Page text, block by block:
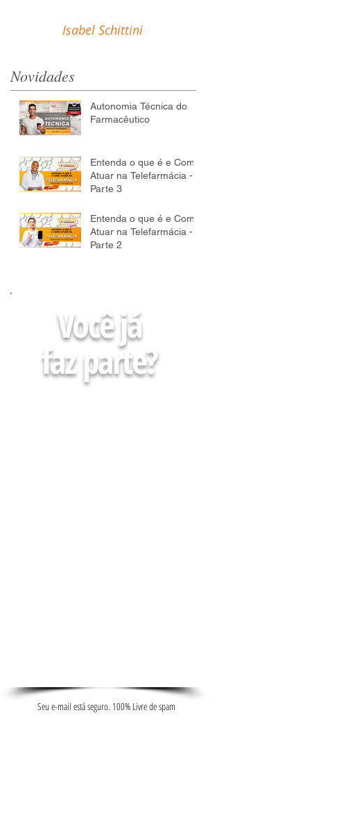
Isabel Schittini
Novidades
Autonomia Técnica do
Farmacêutico
Entenda o que é e Como
Atuar na Telefarmácia -
Parte 3
Entenda o que é e Como
Atuar na Telefarmácia -
Parte 2
Você já
faz parte?
Seu e-mail está seguro. 100% Livre de spam